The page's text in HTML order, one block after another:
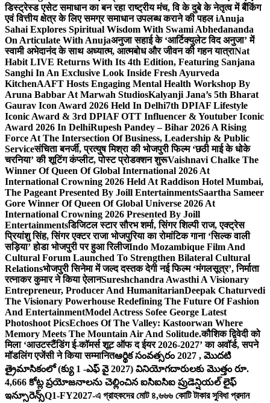
डिस्ट्रेस्ड एसेट समाधान का बन रहा राष्ट्रीय मंच, वि के दुबे के नेतृत्व में बैंकिंग
एवं वित्तीय क्षेत्र के लिए समग्र समाधान उपलब्ध कराने की पहल iAnuja
Sahai Explores Spiritual Wisdom With Swami Abhedananda
On Articulate With Anujaअनुजा सहाई के ‘आर्टिक्युलेट विद अनुजा’ में
स्वामी अभेदानंद के साथ अध्यात्म, आत्मबोध और जीवन की गहन यात्राNat
Habit LIVE Returns With Its 4th Edition, Featuring Sanjana
Sanghi In An Exclusive Look Inside Fresh Ayurveda
KitchenAAFT Hosts Engaging Mental Health Workshop By
Aruna Babbar At Marwah StudiosKalyanji Jana’s 5th Bharat
Gaurav Icon Award 2026 Held In Delhi7th DPIAF Lifestyle
Iconic Award & 3rd DPIAF OTT Influencer & Youtuber Iconic
Award 2026 In DelhiRupesh Pandey – Bihar 2026 A Rising
Force At The Intersection Of Business, Leadership & Public
Serviceसंचिता बनर्जी, प्रत्युष मिश्रा की भोजपुरी फिल्म ‘छठी माई के धोके
चरनिया’ की शूटिंग कंप्लीट, पोस्ट प्रोडक्शन शुरूVaishnavi Chalke The
Winner Of Queen Of Global International 2026 At
International Crowning 2026 Held At Raddison Hotel Mumbai,
The Pageant Presented By Joill EntertainmentsSaartha Sameer
Gore Winner Of Queen Of Global Universe 2026 At
International Crowning 2026 Presented By Joill
Entertainmentsडिजिटल स्टार सौरभ शर्मा, सिंगर शिल्पी राज, एक्ट्रेस
प्रियांशु सिंह, सिंगर एक्टर राजा भोजपुरिया का रोमांटिक गाना ‘सिल्क वाली
सड़िया’ होडा भोजपुरी पर हुआ रिलीजIndo Mozambique Film And
Cultural Forum Launched To Strengthen Bilateral Cultural
Relationsभोजपुरी सिनेमा में जल्द दस्तक देगी नई फिल्म ‘मंगलसूत्र’, निर्माता
रत्नाकर कुमार ने किया ऐलानSureshchandra Awasthi A Visionary
Entrepreneur, Producer And HumanitarianDeepak Chaturvedi
The Visionary Powerhouse Redefining The Future Of Fashion
And EntertainmentModel Actress Sofee George Latest
Photoshoot PicsEchoes Of The Valley: Kastoorwan Where
Memory Meets The Mountain Air And Solitude.कौशिक द्विवेदी को
मिला ‘आउटस्टैंडिंग ई-कॉमर्स शूट ऑफ द ईयर 2026-2027’ का अवॉर्ड, सपने
मॉडलिंग एजेंसी ने किया सम्मानितఆర్థిక సంవత్సరం 2027 , మొదటి
త్రైమాసికంలో (క్యు 1 -ఎఫ్ వై 2027) వినియోగదారులకు మొత్తం రూ.
4,666 కోట్ల ప్రయోజనాలను చెల్లించిన ఐసిఐసిఐ ప్రుడెన్షియల్ లైఫ్
ఇన్సూరెన్స్Q1-FY2027-এ গ্রাহকদের মোট ৪,৬৬৬ কোটি টাকার সুবিধা প্রদান